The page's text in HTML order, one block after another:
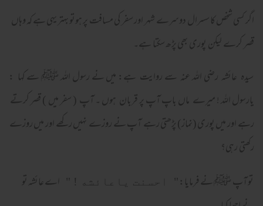
اگر کسی شخص کا سسرال دوسرے شہر اور سفر کی مسافت پر ہوتو بہتر یہی ہے کہ وہاں
قصر کرے لیکن پوری بھی پڑھ سکتا ہے۔
سیدہ عائشہ رضی اللہ عنہ سے روایت ہے: میں نے رسول اللہ ﷺ سے کہا :
یارسول اللہ ! میرے ماں باپ آپ پر قربان ہوں ۔ آپ ( سفر میں ) قصر کرتے
رہے اور میں پوری (نماز) پڑھتی رہے آپ نے روزے نہیں رکھے اور میں روزے
رکھتی رہی؟
تو آپ ﷺ نے فرمایا: " احسنت ياعائشه ! "
اے عائشہ تو